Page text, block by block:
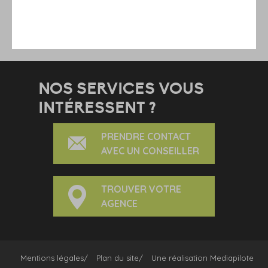
NOS SERVICES VOUS
INTÉRESSENT ?
PRENDRE CONTACT
AVEC UN CONSEILLER
TROUVER VOTRE
AGENCE
Mentions légales Plan du site Une réalisation Mediapilote